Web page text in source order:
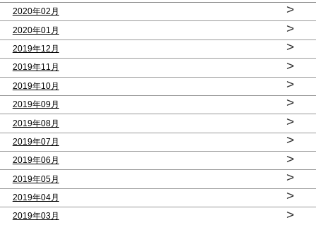
2020年02月 >
2020年01月 >
2019年12月 >
2019年11月 >
2019年10月 >
2019年09月 >
2019年08月 >
2019年07月 >
2019年06月 >
2019年05月 >
2019年04月 >
2019年03月 >